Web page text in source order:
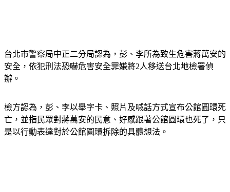
台北市警察局中正二分局認為，彭、李所為致生危害蔣萬安的
安全，依犯刑法恐嚇危害安全罪嫌將2人移送台北地檢署偵
辦。
檢方認為，彭、李以舉字卡、照片及喊話方式宣布公館圓環死
亡，並指民眾對蔣萬安的民意、好感跟著公館圓環也死了，只
是以行動表達對於公館圓環拆除的具體想法。